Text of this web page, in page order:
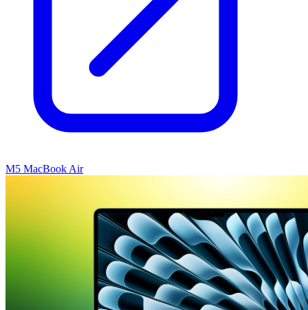
M5 MacBook Air